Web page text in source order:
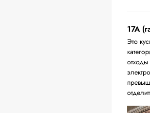
17А
Это
отходы